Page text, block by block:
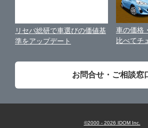
ガリバー17号上尾店
ガリバー16号上尾南店
お客様の声
会社案内
リセバ総研で車選びの価値基
準をアップデート
車の価格
比べてチ
お問合せ・ご相談窓
©2000 - 2026 IDOM Inc.